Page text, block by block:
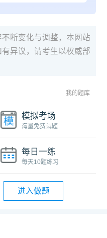
断变化与调整，本网站
异议，请考生以权威部
我的题库
模拟考场
海量免费试题
每日一练
每天10题练习
进入做题